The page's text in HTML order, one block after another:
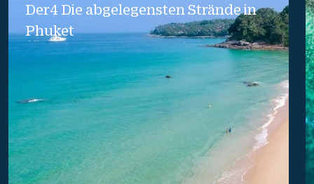
Der4 Die abgelegensten Strände in
Phuket